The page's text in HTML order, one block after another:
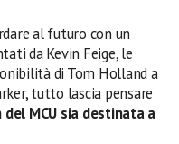
al futuro con un
da Kevin Feige, le
di Tom Holland a
tutto lascia pensare
MCU sia destinata a